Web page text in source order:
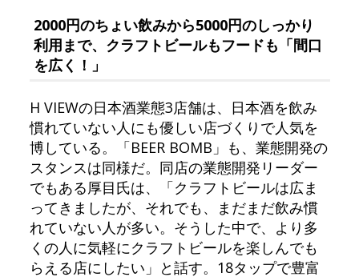
2000円のちょい飲みから5000円のしっかり
利用まで、クラフトビールもフードも「間口
を広く！」
H VIEWの日本酒業態3店舗は、日本酒を飲み
慣れていない人にも優しい店づくりで人気を
博している。「BEER BOMB」も、業態開発の
スタンスは同様だ。同店の業態開発リーダー
でもある厚目氏は、「クラフトビールは広ま
ってきましたが、それでも、まだまだ飲み慣
れていない人が多い。そうした中で、より多
くの人に気軽にクラフトビールを楽しんでも
らえる店にしたい」と話す。18タップで豊富